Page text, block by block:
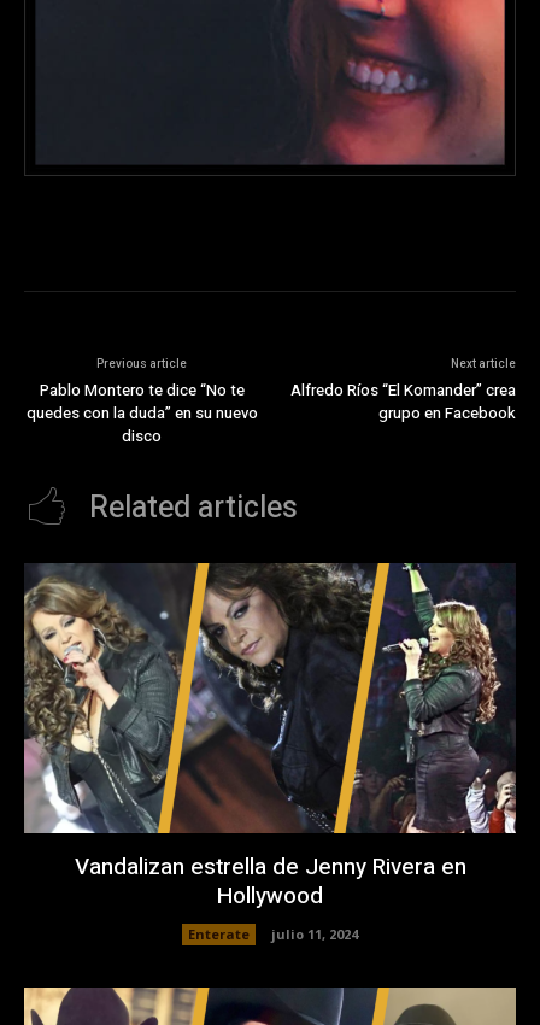
Previous article
Pablo Montero te dice “No te
quedes con la duda” en su nuevo
disco
Next article
Alfredo Ríos “El Komander” crea
grupo en Facebook
Related articles
Vandalizan estrella de Jenny Rivera en
Hollywood
Enterate julio 11, 2024